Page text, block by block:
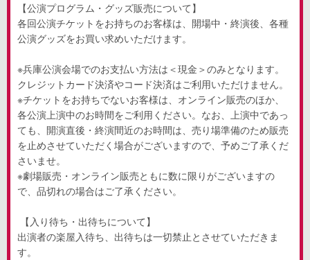
【公演プログラム・グッズ販売について】
各回公演チケットをお持ちのお客様は、開場中・終演後、各種
公演グッズをお買い求めいただけます。
※兵庫公演会場でのお支払い方法は＜現金＞のみとなります。
クレジットカード決済やコード決済はご利用いただけません。
※チケットをお持ちでないお客様は、オンライン販売のほか、
各公演上演中のお時間をご利用ください。なお、上演中であっ
ても、開演直後・終演間近のお時間は、売り場準備のため販売
を止めさせていただく場合がございますので、予めご了承くだ
さいませ。
※劇場販売・オンライン販売ともに数に限りがございますの
で、品切れの場合はご了承ください。
【入り待ち・出待ちについて】
出演者の楽屋入待ち、出待ちは一切禁止とさせていただきま
す。